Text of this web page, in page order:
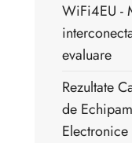
WiFi4EU -
evaluare
Rezultate
de